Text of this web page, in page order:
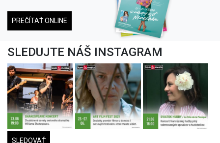
PREČÍTAŤ ONLINE
SLEDUJTE NÁŠ INSTAGRAM
SLEDOVAŤ